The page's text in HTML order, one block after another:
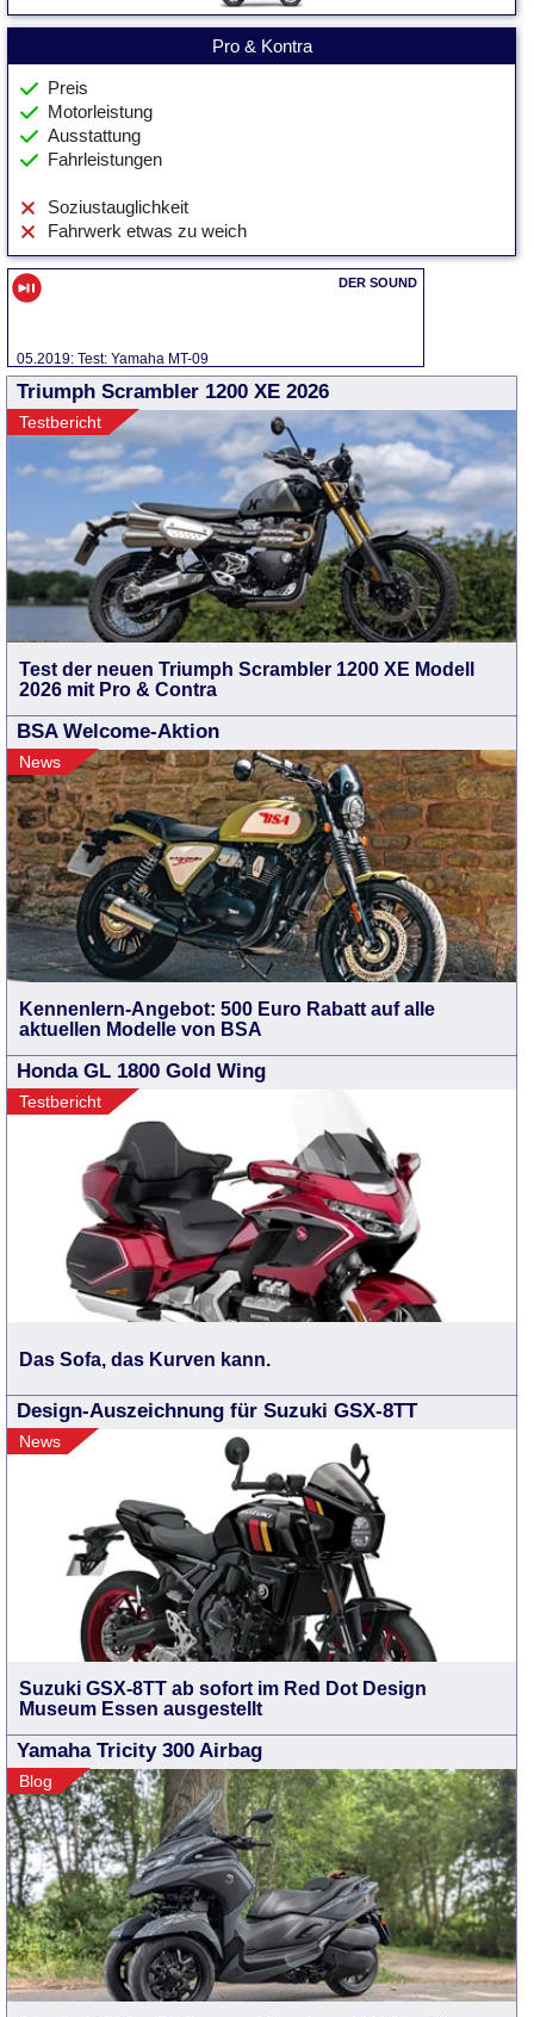
Pro & Kontra
Preis
Motorleistung
Ausstattung
Fahrleistungen
Soziustauglichkeit
Fahrwerk etwas zu weich
05.2019: Test: Yamaha MT-09
Triumph Scrambler 1200 XE 2026
Testbericht
Test der neuen Triumph Scrambler 1200 XE Modell
2026 mit Pro & Contra
BSA Welcome-Aktion
News
Kennenlern-Angebot: 500 Euro Rabatt auf alle
aktuellen Modelle von BSA
Honda GL 1800 Gold Wing
Testbericht
Das Sofa, das Kurven kann.
Design-Auszeichnung für Suzuki GSX-8TT
News
Suzuki GSX-8TT ab sofort im Red Dot Design
Museum Essen ausgestellt
Yamaha Tricity 300 Airbag
Blog